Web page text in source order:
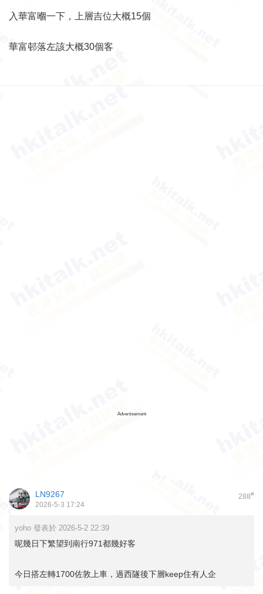
入華富嗰一下，上層吉位大概15個
華富邨落左該大概30個客
Advertisement
288#
LN9267
2026-5-3 17:24
yoho 發表於 2026-5-2 22:39
呢幾日下繁望到南行971都幾好客
今日搭左轉1700佐敦上車，過西隧後下層keep住有人企